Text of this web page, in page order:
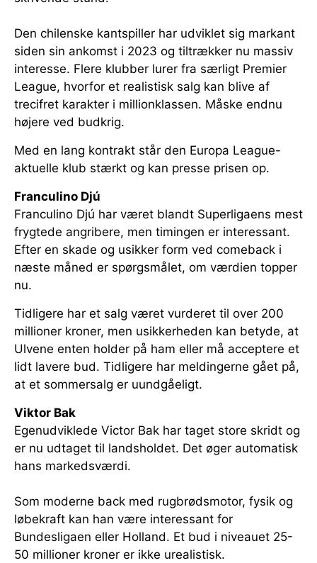
Den chilenske kantspiller har udviklet sig markant
siden sin ankomst i 2023 og tiltrækker nu massiv
interesse. Flere klubber lurer fra særligt Premier
League, hvorfor et realistisk salg kan blive af
trecifret karakter i millionklassen. Måske endnu
højere ved budkrig.
Med en lang kontrakt står den Europa League-
aktuelle klub stærkt og kan presse prisen op.
Franculino Djú
Franculino Djú har været blandt Superligaens mest
frygtede angribere, men timingen er interessant.
Efter en skade og usikker form ved comeback i
næste måned er spørgsmålet, om værdien topper
nu.
Tidligere har et salg været vurderet til over 200
millioner kroner, men usikkerheden kan betyde, at
Ulvene enten holder på ham eller må acceptere et
lidt lavere bud. Tidligere har meldingerne gået på,
at et sommersalg er uundgåeligt.
Viktor Bak
Egenudviklede Victor Bak har taget store skridt og
er nu udtaget til landsholdet. Det øger automatisk
hans markedsværdi.
Som moderne back med rugbrødsmotor, fysik og
løbekraft kan han være interessant for
Bundesligaen eller Holland. Et bud i niveauet 25-
50 millioner kroner er ikke urealistisk.